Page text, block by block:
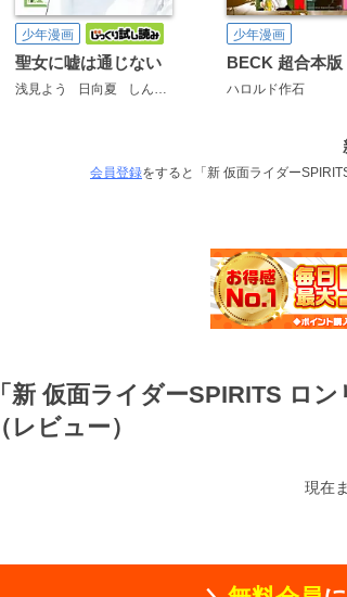
少年漫画
聖女に嘘は通じない
浅見よう 日向夏 しんいし智歩
少年漫画
BECK 超合本版
ハロルド作石
会員登録をすると「新 仮面ライダー
「新 仮面ライダーSPIRITS ロ
（レビュー）
現在